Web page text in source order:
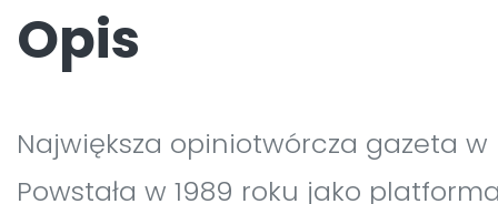
Opis
Największa opiniotwórcza gazeta w
Powstała w 1989 roku jako